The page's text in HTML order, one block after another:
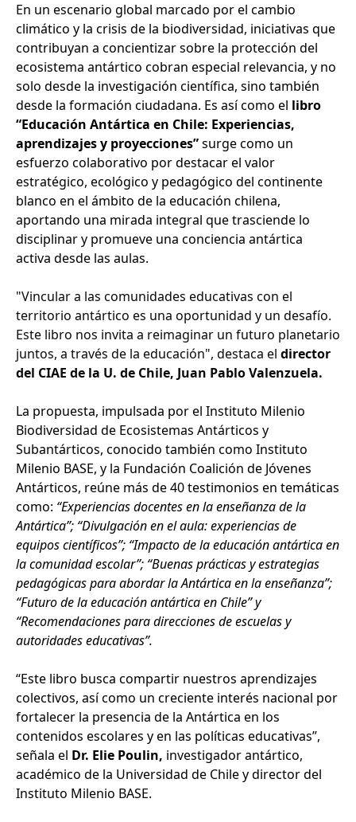
En un escenario global marcado por el cambio
climático y la crisis de la biodiversidad, iniciativas que
contribuyan a concientizar sobre la protección del
ecosistema antártico cobran especial relevancia, y no
solo desde la investigación científica, sino también
desde la formación ciudadana. Es así como el libro
“Educación Antártica en Chile: Experiencias,
aprendizajes y proyecciones”surge como un
esfuerzo colaborativo por destacar el valor
estratégico, ecológico y pedagógico del continente
blanco en el ámbito de la educación chilena,
aportando una mirada integral que trasciende lo
disciplinar y promueve una conciencia antártica
activa desde las aulas.
"Vincular a las comunidades educativas con el
territorio antártico es una oportunidad y un desafío.
Este libro nos invita a reimaginar un futuro planetario
juntos, a través de la educación", destaca el director
del CIAE de la U. de Chile, Juan Pablo Valenzuela.
La propuesta, impulsada por el Instituto Milenio
Biodiversidad de Ecosistemas Antárticos y
Subantárticos, conocido también como Instituto
Milenio BASE, y la Fundación Coalición de Jóvenes
Antárticos, reúne más de 40 testimonios en temáticas
como: “Experiencias docentes en la enseñanza de la
Antártica”; “Divulgación en el aula: experiencias de
equipos científicos”; “Impacto de la educación antártica en
la comunidad escolar”; “Buenas prácticas y estrategias
pedagógicas para abordar la Antártica en la enseñanza”;
“Futuro de la educación antártica en Chile” y
“Recomendaciones para direcciones de escuelas y
autoridades educativas”.
“Este libro busca compartir nuestros aprendizajes
colectivos, así como un creciente interés nacional por
fortalecer la presencia de la Antártica en los
contenidos escolares y en las políticas educativas”,
señala el Dr. Elie Poulin, investigador antártico,
académico de la Universidad de Chile y director del
Instituto Milenio BASE.